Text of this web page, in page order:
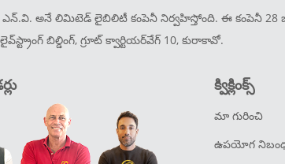
అనే లిమిటెడ్ లైబిలిటీ కంపెనీ నిర్వహిస్తోంది. ఈ కంపెనీ 28
బిల్డింగ్, గ్రూట్ క్వార్టియర్‌వేగ్ 10, కురాకావో.
క్విక్లింక్స్
మా గురించి
ఉపయోగ